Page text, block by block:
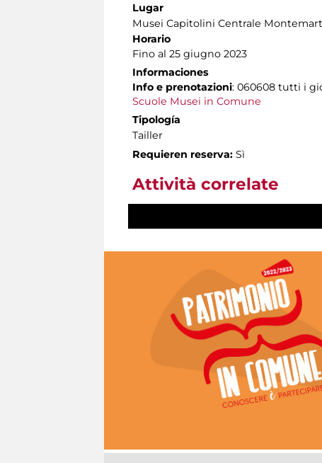
Lugar
Musei Capitolini Centrale
Horario
Fino al 25 giugno 2023
Informaciones
Info e prenotazioni: 060608 tutti i
Scuole Musei in Comune
Tipología
Tailler
Requieren reserva: Sì
Attività correlate